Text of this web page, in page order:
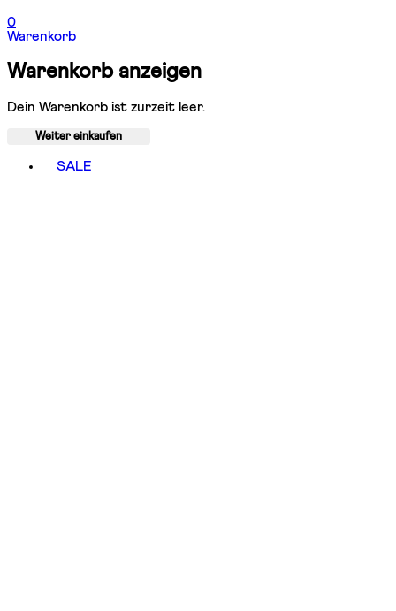
0
Warenkorb
Warenkorb anzeigen
Dein Warenkorb ist zurzeit leer.
Weiter einkaufen
SALE